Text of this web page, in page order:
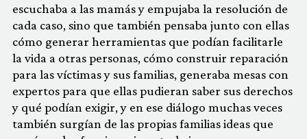
escuchaba a las mamás y empujaba la resolución de
cada caso, sino que también pensaba junto con ellas
cómo generar herramientas que podían facilitarle
la vida a otras personas, cómo construir reparación
para las víctimas y sus familias, generaba mesas con
expertos para que ellas pudieran saber sus derechos
y qué podían exigir, y en ese diálogo muchas veces
también surgían de las propias familias ideas que